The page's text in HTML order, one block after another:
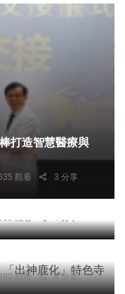
打造智慧醫療與
觀看 3 分享
觀看 4 分享
「出神鹿化」特
觀看 4 分享